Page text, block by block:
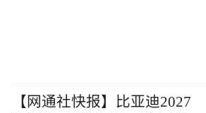
【网通社快报】比亚迪2027